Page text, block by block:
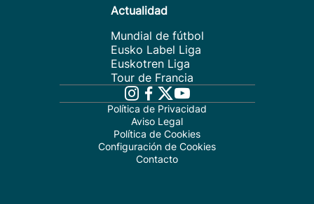
Actualidad
Mundial de fútbol
Eusko Label Liga
Euskotren Liga
Tour de Francia
Política de Privacidad
Aviso Legal
Política de Cookies
Configuración de Cookies
Contacto